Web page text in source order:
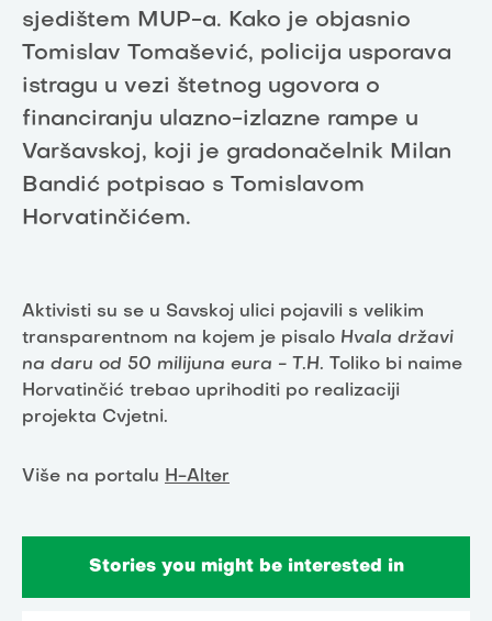
sjedištem MUP-a. Kako je objasnio
Tomislav Tomašević, policija usporava
istragu u vezi štetnog ugovora o
financiranju ulazno-izlazne rampe u
Varšavskoj, koji je gradonačelnik Milan
Bandić potpisao s Tomislavom
Horvatinčićem.
Aktivisti su se u Savskoj ulici pojavili s velikim
transparentnom na kojem je pisalo Hvala državi
na daru od 50 milijuna eura - T.H. Toliko bi naime
Horvatinčić trebao uprihoditi po realizaciji
projekta Cvjetni.
Više na portalu H-Alter
Stories you might be interested in